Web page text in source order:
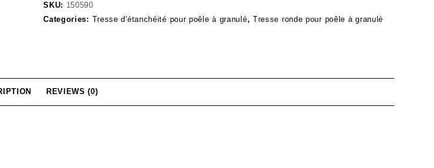
SKU: 150590
Categories: Tresse d'étanchéité pour poêle à granulé, Tresse ronde pour poêle à granulé
REVIEWS (0)